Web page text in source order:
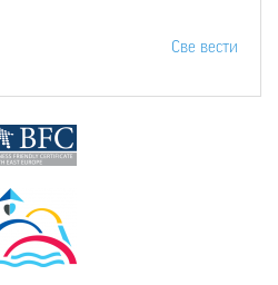
Све вести